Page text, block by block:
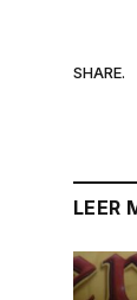
SHARE.
LEER